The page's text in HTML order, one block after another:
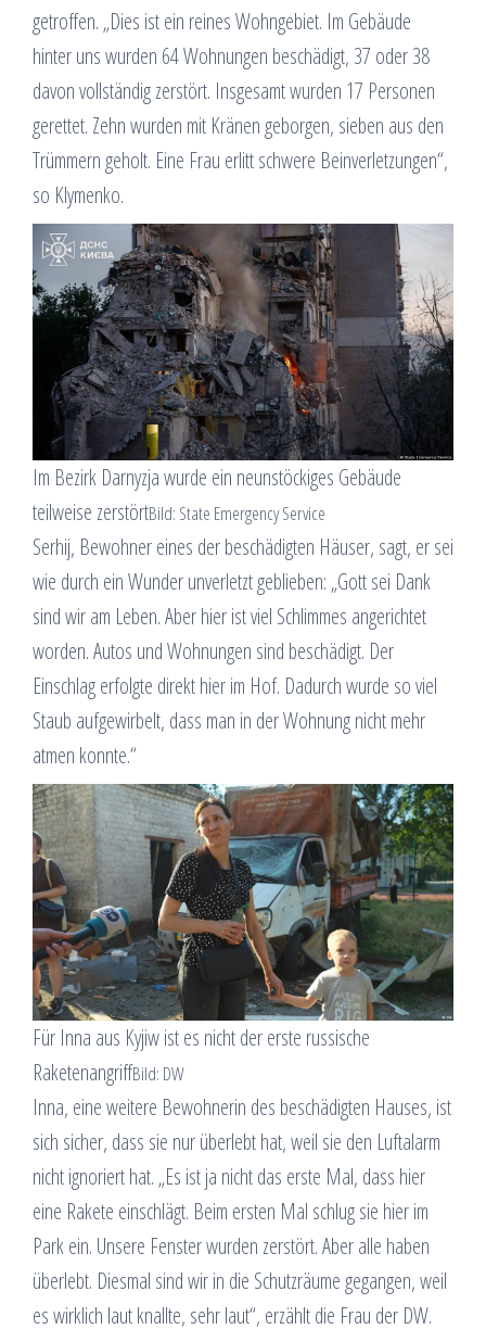
getroffen. „Dies ist ein reines Wohngebiet. Im Gebäude
hinter uns wurden 64 Wohnungen beschädigt, 37 oder 38
davon vollständig zerstört. Insgesamt wurden 17 Personen
gerettet. Zehn wurden mit Kränen geborgen, sieben aus den
Trümmern geholt. Eine Frau erlitt schwere Beinverletzungen“,
so Klymenko.
Im Bezirk Darnyzja wurde ein neunstöckiges Gebäude
teilweise zerstörtBild: State Emergency Service
Serhij, Bewohner eines der beschädigten Häuser, sagt, er sei
wie durch ein Wunder unverletzt geblieben: „Gott sei Dank
sind wir am Leben. Aber hier ist viel Schlimmes angerichtet
worden. Autos und Wohnungen sind beschädigt. Der
Einschlag erfolgte direkt hier im Hof. Dadurch wurde so viel
Staub aufgewirbelt, dass man in der Wohnung nicht mehr
atmen konnte.“
Für Inna aus Kyjiw ist es nicht der erste russische
RaketenangriffBild: DW
Inna, eine weitere Bewohnerin des beschädigten Hauses, ist
sich sicher, dass sie nur überlebt hat, weil sie den Luftalarm
nicht ignoriert hat. „Es ist ja nicht das erste Mal, dass hier
eine Rakete einschlägt. Beim ersten Mal schlug sie hier im
Park ein. Unsere Fenster wurden zerstört. Aber alle haben
überlebt. Diesmal sind wir in die Schutzräume gegangen, weil
es wirklich laut knallte, sehr laut“, erzählt die Frau der DW.